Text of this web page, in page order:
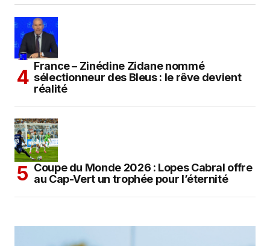
France – Zinédine Zidane nommé
sélectionneur des Bleus : le rêve devient
réalité
Coupe du Monde 2026 : Lopes Cabral offre
au Cap-Vert un trophée pour l’éternité